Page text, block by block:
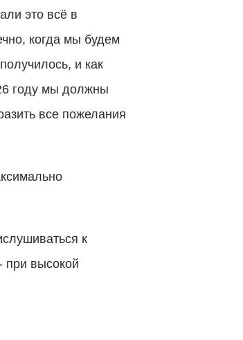
это всё в
когда мы будем
и как
году мы должны
все пожелания
к
при высокой